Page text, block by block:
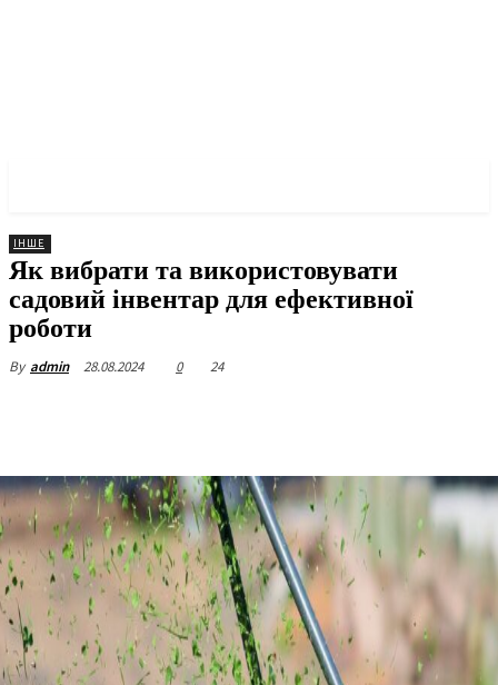
ІНШЕ
Як вибрати та використовувати
садовий інвентар для ефективної
роботи
By admin 28.08.2024 0 24